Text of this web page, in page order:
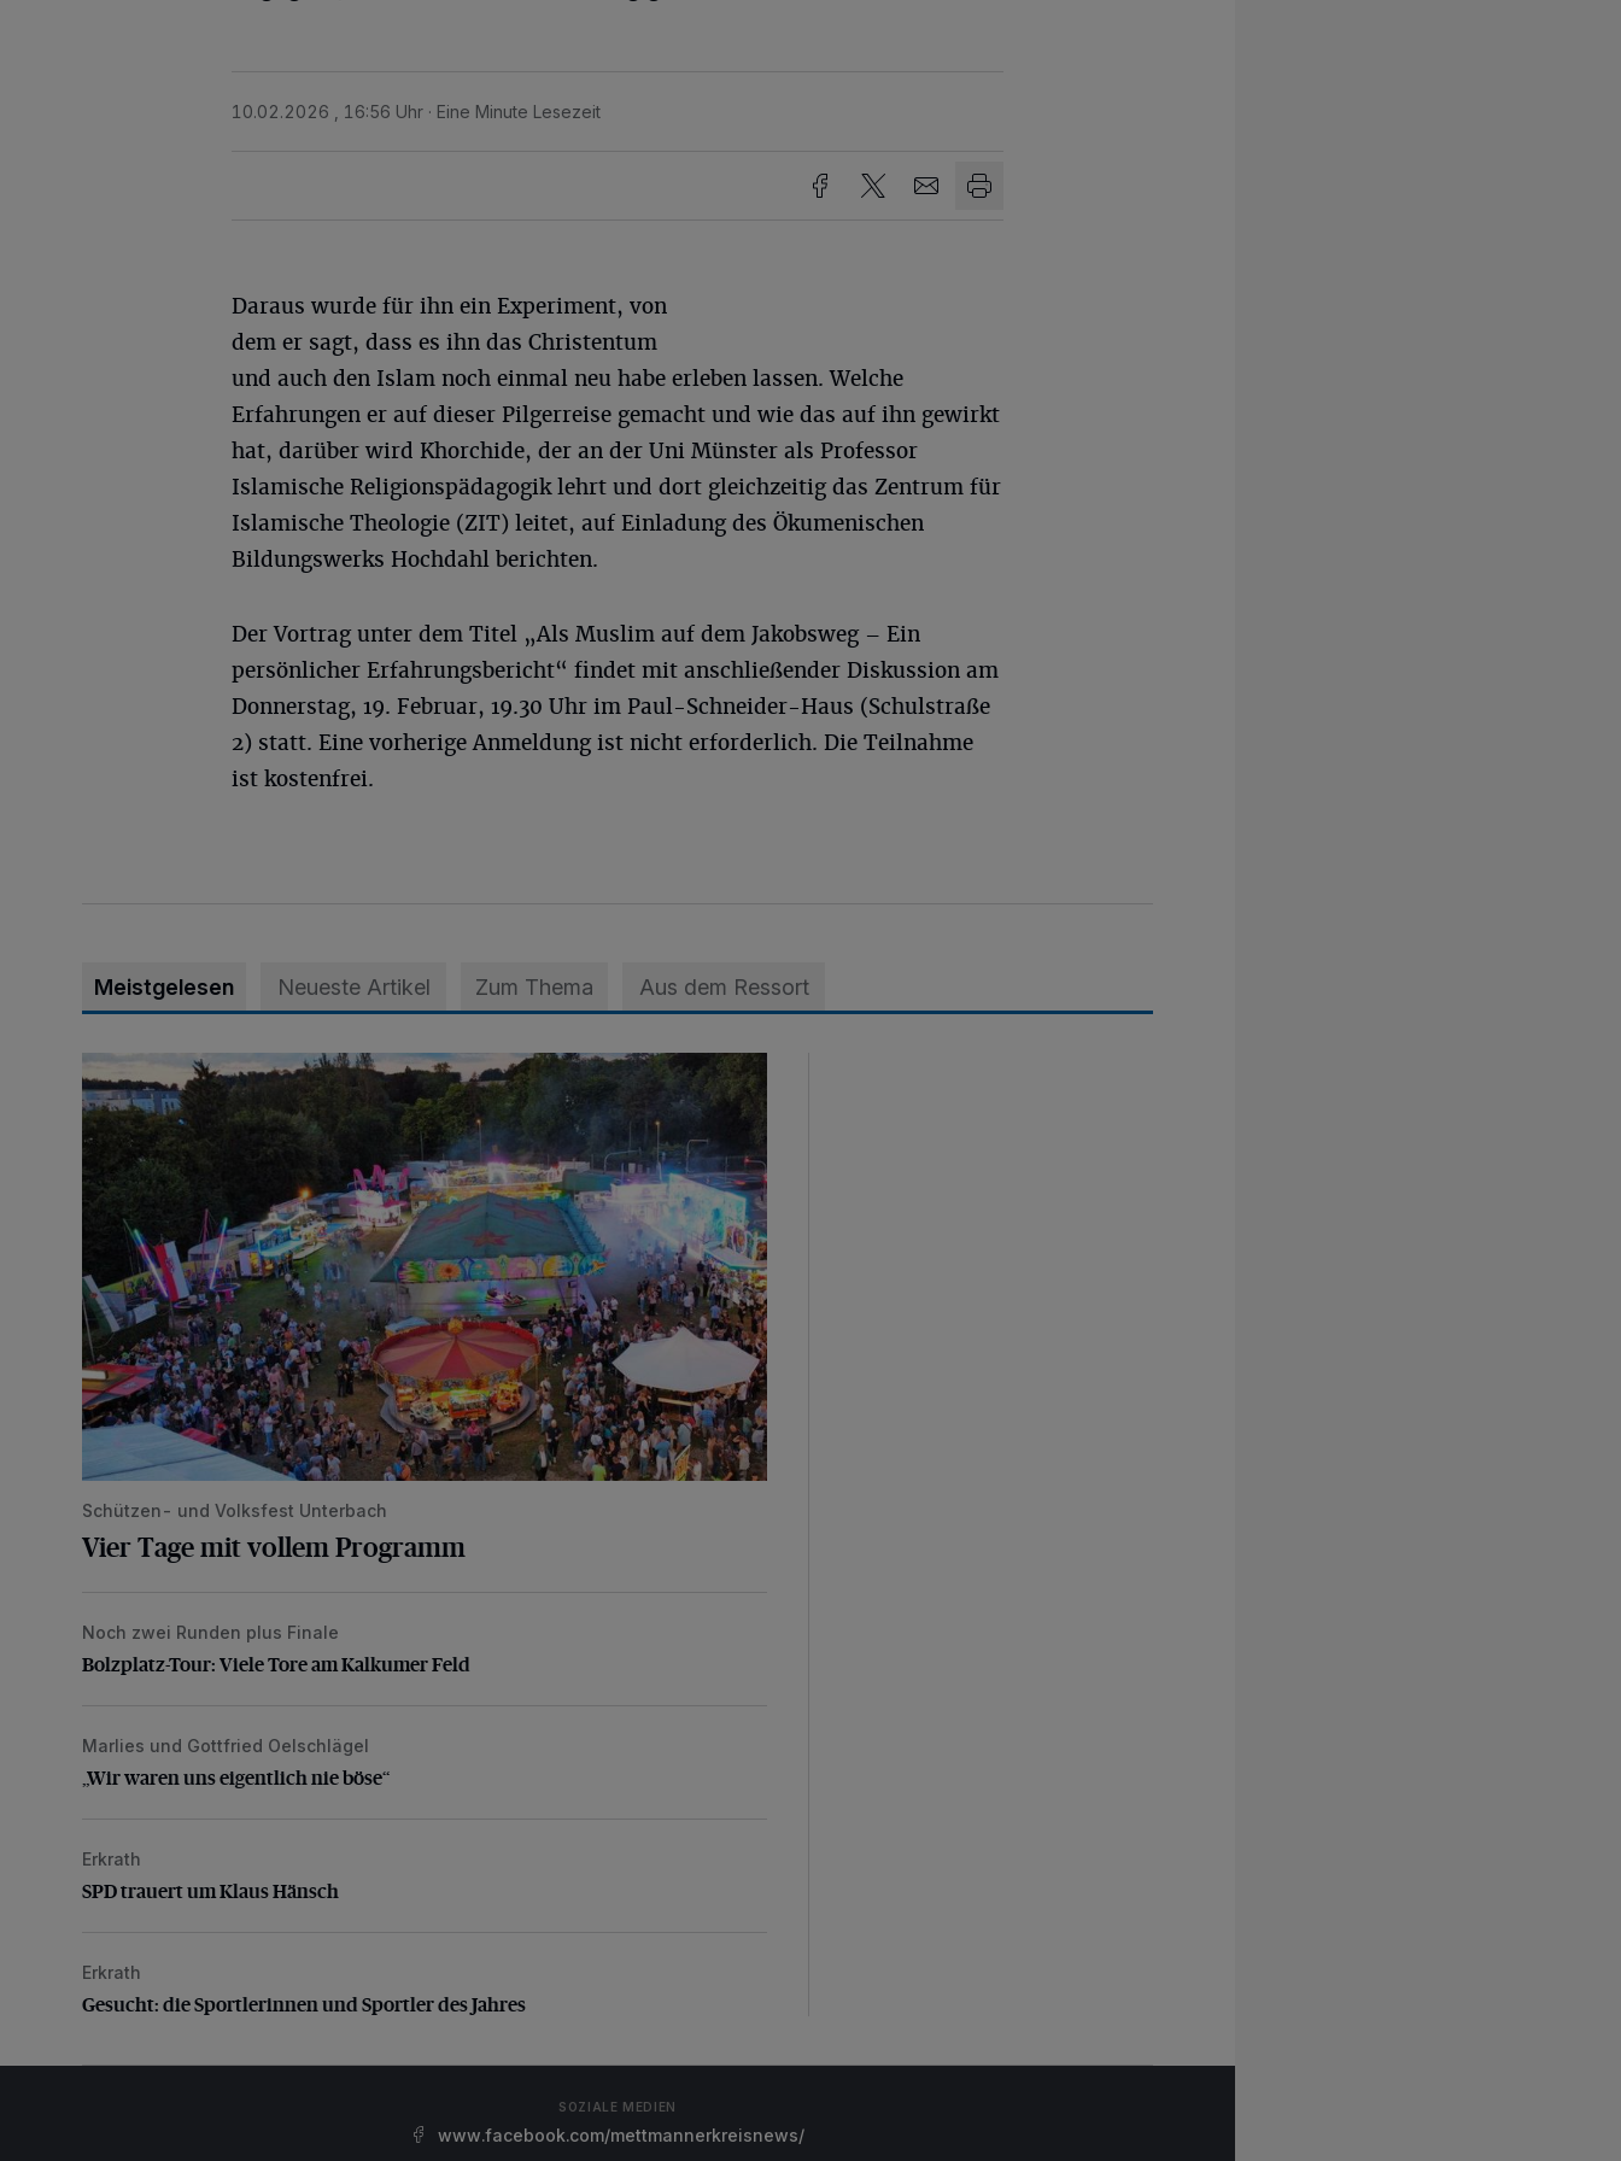
10.02.2026 , 16:56 Uhr Eine Minute Lesezeit
Daraus wurde für ihn ein Experiment, von
dem er sagt, dass es ihn das Christentum
und auch den Islam noch einmal neu habe erleben lassen. Welche
Erfahrungen er auf dieser Pilgerreise gemacht und wie das auf ihn gewirkt
hat, darüber wird Khorchide, der an der Uni Münster als Professor
Islamische Religionspädagogik lehrt und dort gleichzeitig das Zentrum für
Islamische Theologie (ZIT) leitet, auf Einladung des Ökumenischen
Bildungswerks Hochdahl berichten.
Der Vortrag unter dem Titel „Als Muslim auf dem Jakobsweg – Ein
persönlicher Erfahrungsbericht“ findet mit anschließender Diskussion am
Donnerstag, 19. Februar, 19.30 Uhr im Paul-Schneider-Haus (Schulstraße
2) statt. Eine vorherige Anmeldung ist nicht erforderlich. Die Teilnahme
ist kostenfrei.
Meistgelesen Neueste Artikel Zum Thema Aus dem Ressort
Vier Tage mit vollem Programm
Schützen- und Volksfest Unterbach
Vier Tage mit vollem Programm
Bolzplatz-Tour: Viele Tore am Kalkumer Feld
Noch zwei Runden plus Finale
Bolzplatz-Tour: Viele Tore am Kalkumer Feld
„Wir waren uns eigentlich nie böse“
Marlies und Gottfried Oelschlägel
„Wir waren uns eigentlich nie böse“
SPD trauert um Klaus Hänsch
Erkrath
SPD trauert um Klaus Hänsch
Gesucht: die Sportlerinnen und Sportler des Jahres
Erkrath
Gesucht: die Sportlerinnen und Sportler des Jahres
SOZIALE MEDIEN
www.facebook.com/mettmannerkreisnews/